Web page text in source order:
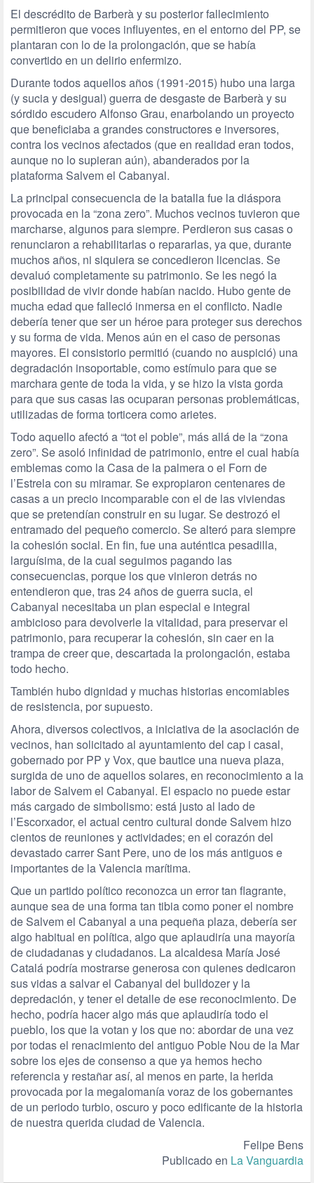
El descrédito de Barberà y su posterior fallecimiento
permitieron que voces influyentes, en el entorno del PP, se
plantaran con lo de la prolongación, que se había
convertido en un delirio enfermizo.
Durante todos aquellos años (1991-2015) hubo una larga
(y sucia y desigual) guerra de desgaste de Barberà y su
sórdido escudero Alfonso Grau, enarbolando un proyecto
que beneficiaba a grandes constructores e inversores,
contra los vecinos afectados (que en realidad eran todos,
aunque no lo supieran aún), abanderados por la
plataforma Salvem el Cabanyal.
La principal consecuencia de la batalla fue la diáspora
provocada en la “zona zero”. Muchos vecinos tuvieron que
marcharse, algunos para siempre. Perdieron sus casas o
renunciaron a rehabilitarlas o repararlas, ya que, durante
muchos años, ni siquiera se concedieron licencias. Se
devaluó completamente su patrimonio. Se les negó la
posibilidad de vivir donde habían nacido. Hubo gente de
mucha edad que falleció inmersa en el conflicto. Nadie
debería tener que ser un héroe para proteger sus derechos
y su forma de vida. Menos aún en el caso de personas
mayores. El consistorio permitió (cuando no auspició) una
degradación insoportable, como estímulo para que se
marchara gente de toda la vida, y se hizo la vista gorda
para que sus casas las ocuparan personas problemáticas,
utilizadas de forma torticera como arietes.
Todo aquello afectó a “tot el poble”, más allá de la “zona
zero”. Se asoló infinidad de patrimonio, entre el cual había
emblemas como la Casa de la palmera o el Forn de
l’Estrela con su miramar. Se expropiaron centenares de
casas a un precio incomparable con el de las viviendas
que se pretendían construir en su lugar. Se destrozó el
entramado del pequeño comercio. Se alteró para siempre
la cohesión social. En fin, fue una auténtica pesadilla,
larguísima, de la cual seguimos pagando las
consecuencias, porque los que vinieron detrás no
entendieron que, tras 24 años de guerra sucia, el
Cabanyal necesitaba un plan especial e integral
ambicioso para devolverle la vitalidad, para preservar el
patrimonio, para recuperar la cohesión, sin caer en la
trampa de creer que, descartada la prolongación, estaba
todo hecho.
También hubo dignidad y muchas historias encomiables
de resistencia, por supuesto.
Ahora, diversos colectivos, a iniciativa de la asociación de
vecinos, han solicitado al ayuntamiento del cap i casal,
gobernado por PP y Vox, que bautice una nueva plaza,
surgida de uno de aquellos solares, en reconocimiento a la
labor de Salvem el Cabanyal. El espacio no puede estar
más cargado de simbolismo: está justo al lado de
l’Escorxador, el actual centro cultural donde Salvem hizo
cientos de reuniones y actividades; en el corazón del
devastado carrer Sant Pere, uno de los más antiguos e
importantes de la Valencia marítima.
Que un partido político reconozca un error tan flagrante,
aunque sea de una forma tan tibia como poner el nombre
de Salvem el Cabanyal a una pequeña plaza, debería ser
algo habitual en política, algo que aplaudiría una mayoría
de ciudadanas y ciudadanos. La alcaldesa María José
Catalá podría mostrarse generosa con quienes dedicaron
sus vidas a salvar el Cabanyal del bulldozer y la
depredación, y tener el detalle de ese reconocimiento. De
hecho, podría hacer algo más que aplaudiría todo el
pueblo, los que la votan y los que no: abordar de una vez
por todas el renacimiento del antiguo Poble Nou de la Mar
sobre los ejes de consenso a que ya hemos hecho
referencia y restañar así, al menos en parte, la herida
provocada por la megalomanía voraz de los gobernantes
de un periodo turbio, oscuro y poco edificante de la historia
de nuestra querida ciudad de Valencia.
Felipe Bens
Publicado en La Vanguardia